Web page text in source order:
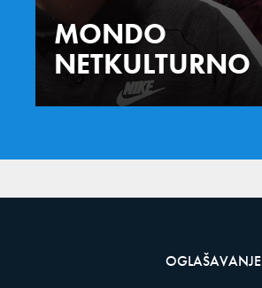
MONDO
NETKULTURNO
OGLAŠAVANJE